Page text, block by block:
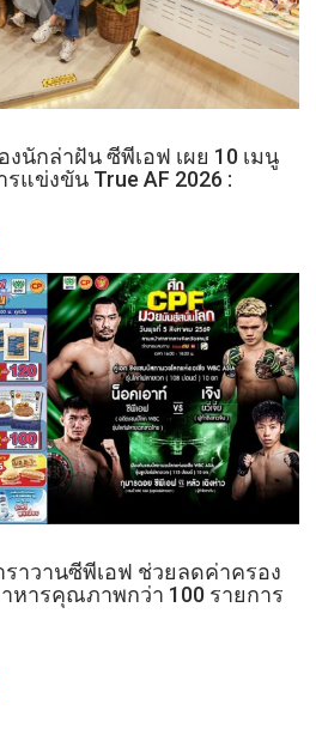
นักล่าฝัน ซีพีเอฟ เผย 10 เมนู
แข่งขัน True AF 2026 :
ราวานซีพีเอฟ ช่วยลดค่าครอง
หารคุณภาพกว่า 100 รายการ